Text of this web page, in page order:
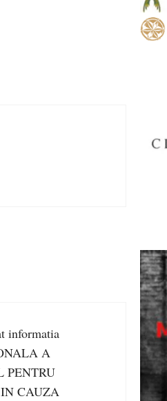
informatia
A
PENTRU
CAUZA